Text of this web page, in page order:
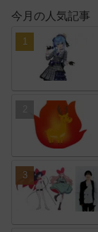
今月の人気記事